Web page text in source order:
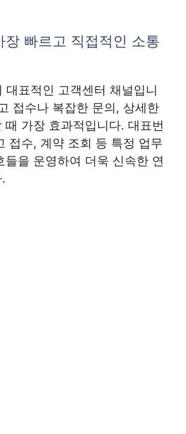
장 빠르고 직접적인 소통
대표적인 고객센터 채널입니
접수나 복잡한 문의, 상세한
때 가장 효과적입니다. 대표번
접수, 계약 조회 등 특정 업무
들을 운영하여 더욱 신속한 연